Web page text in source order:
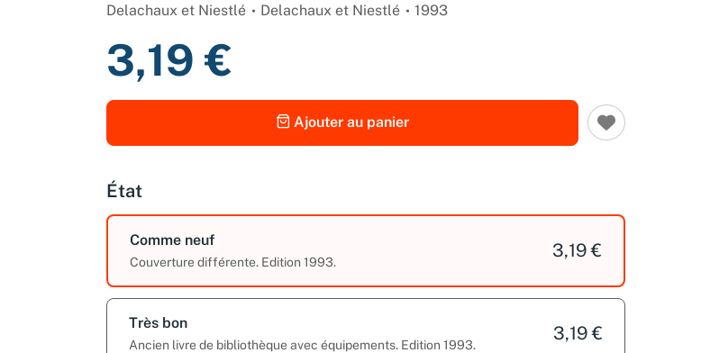
Delachaux et Niestlé Delachaux et Niestlé 1993
3,19 €
Ajouter au panier
État
Comme neuf
Couverture différente. Edition 1993.
3,19 €
Très bon
Ancien livre de bibliothèque avec équipements. Edition 1993.
3,19 €